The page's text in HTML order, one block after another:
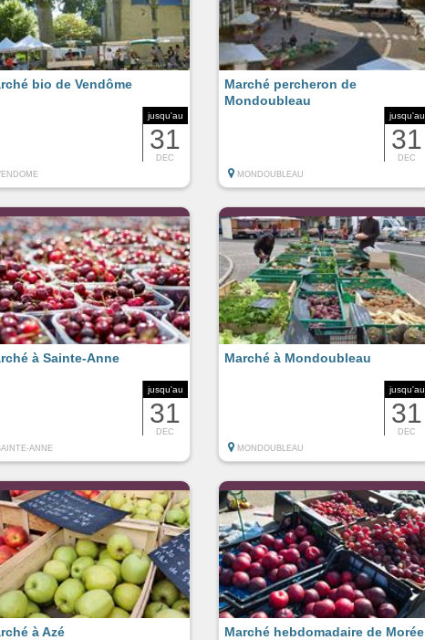
jusqu'au
31
DEC
bio de Vendôme
jusqu'au
31
DEC
Marché percheron de
Mondoubleau
MONDOUBLEAU
jusqu'au
31
DEC
à Sainte-Anne
ANNE
jusqu'au
31
DEC
Marché à Mondoubleau
MONDOUBLEAU
à Azé Marché hebdomadaire de Morée